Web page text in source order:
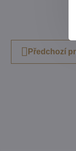
Předchozí